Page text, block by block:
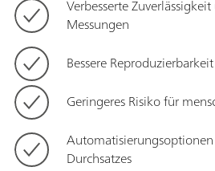
Verbesserte
Messungen
Bessere
Geringeres Risiko für
Durchsatzes